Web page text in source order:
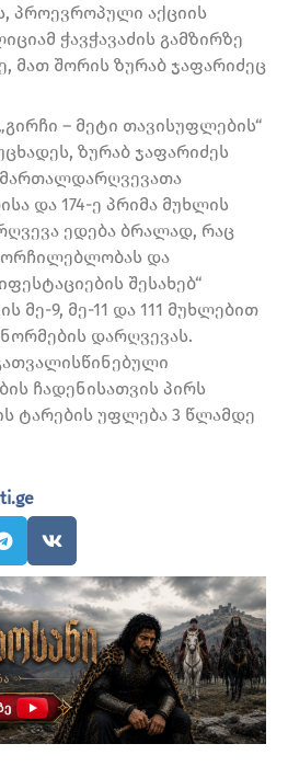
პროევროპული აქციის
ჭავჭავაძის გამზირზე
მათ შორის ზურაბ ჯაფარიძეც
– მეტი თავისუფლების“
ზურაბ ჯაფარიძეს
და 174-ე პრიმა მუხლის
ედება ბრალად, რაც
და
შესახებ“
მე-9, მე-11 და 111 მუხლებით
დარღვევას.
ჩადენისათვის პირს
ტარების უფლება 3 წლამდე